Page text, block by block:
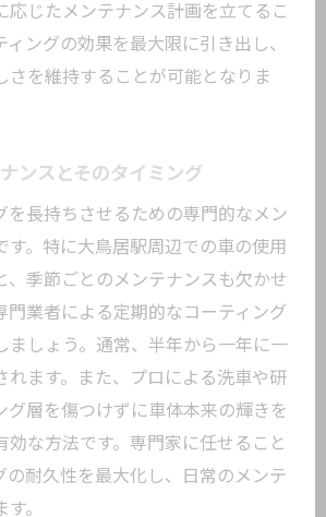
応じたメンテナンス計画を立てるこ
ィングの効果を最大限に引き出し、
さを維持することが可能となりま
ンスとそのタイミング
を長持ちさせるための専門的なメン
す。特に大鳥居駅周辺での車の使用
、季節ごとのメンテナンスも欠かせ
門業者による定期的なコーティング
ましょう。通常、半年から一年に一
れます。また、プロによる洗車や研
グ層を傷つけずに車体本来の輝きを
効な方法です。専門家に任せること
の耐久性を最大化し、日常のメンテ
。